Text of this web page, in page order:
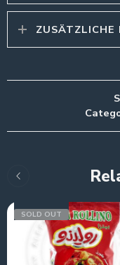
ZUSÄTZLICHE
SOLD OUT